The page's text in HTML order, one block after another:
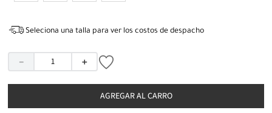
Seleciona una talla para ver los costos de despacho
＋
－
AGREGAR AL CARRO